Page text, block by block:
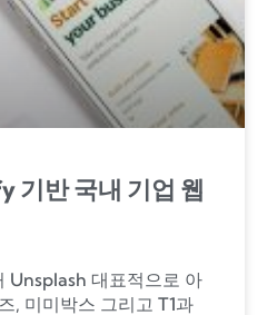
기반 국내 기업 웹
대표적으로 아
, 미미박스 그리고 T1과